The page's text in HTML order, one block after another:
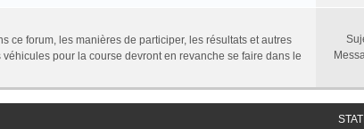
ce forum, les manières de participer, les résultats et autres
pour la course devront en revanche se faire dans le